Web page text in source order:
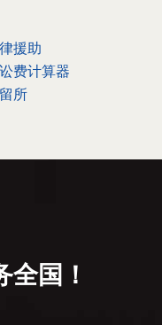
援助
费计算器
所
全国！